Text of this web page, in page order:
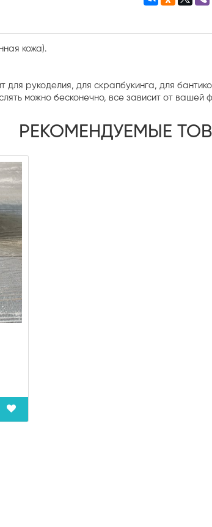
кожа).
для рукоделия, для скрапбукинга, для
можно бесконечно, все зависит от вашей
РЕКОМЕНДУЕМЫЕ